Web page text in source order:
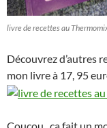
livre de recettes au
Découvrez d’autres
mon livre à 17, 95